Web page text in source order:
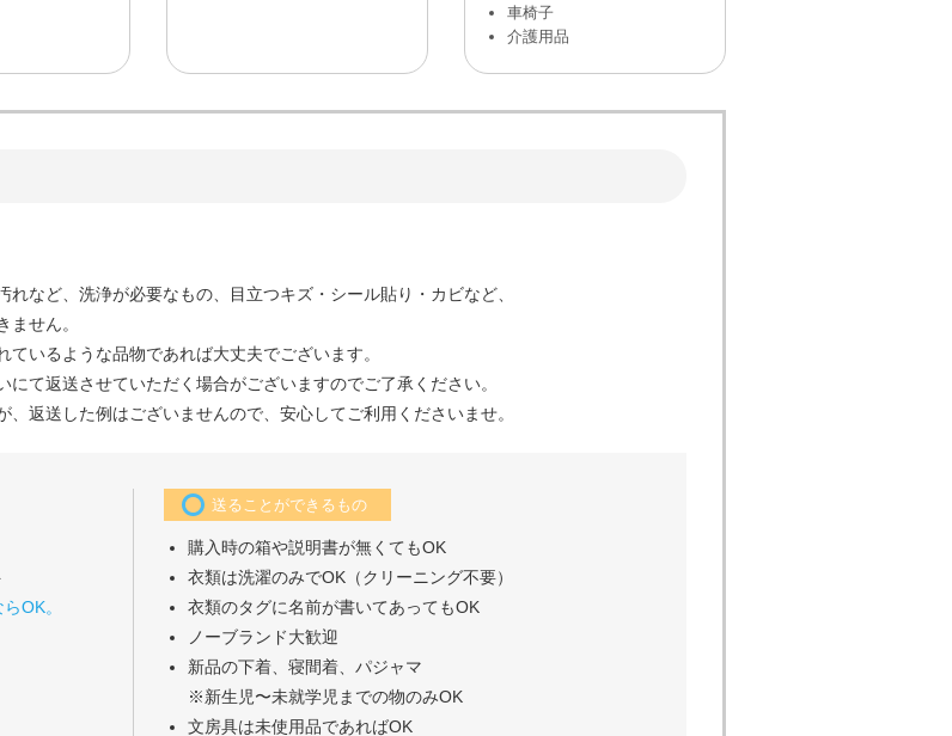
車椅子
介護用品
など、洗浄が必要なもの、目立つキズ・シール貼り・カビなど、
ません。
いるような品物であれば大丈夫でございます。
て返送させていただく場合がございますのでご了承ください。
返送した例はございませんので、安心してご利用くださいませ。
OK。
送ることができるもの
購入時の箱や説明書が無くてもOK
衣類は洗濯のみでOK（クリーニング不要）
衣類のタグに名前が書いてあってもOK
ノーブランド大歓迎
新品の下着、寝間着、パジャマ
※新生児〜未就学児までの物のみOK
文房具は未使用品であればOK